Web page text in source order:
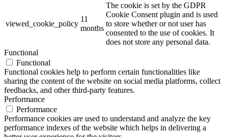
viewed_cookie_policy
11
months
The cookie is set by the GDPR
Cookie Consent plugin and is used
to store whether or not user has
consented to the use of cookies. It
does not store any personal data.
Functional
Functional
Functional cookies help to perform certain functionalities like
sharing the content of the website on social media platforms, collect
feedbacks, and other third-party features.
Performance
Performance
Performance cookies are used to understand and analyze the key
performance indexes of the website which helps in delivering a